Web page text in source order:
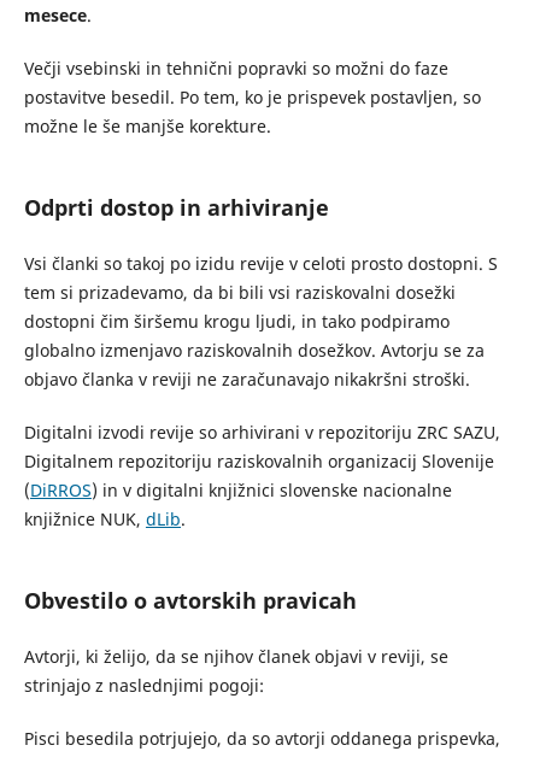
mesece.
Večji vsebinski in tehnični popravki so možni do faze
postavitve besedil. Po tem, ko je prispevek postavljen, so
možne le še manjše korekture.
Odprti dostop in arhiviranje
Vsi članki so takoj po izidu revije v celoti prosto dostopni. S
tem si prizadevamo, da bi bili vsi raziskovalni dosežki
dostopni čim širšemu krogu ljudi, in tako podpiramo
globalno izmenjavo raziskovalnih dosežkov. Avtorju se za
objavo članka v reviji ne zaračunavajo nikakršni stroški.
Digitalni izvodi revije so arhivirani v repozitoriju ZRC SAZU,
Digitalnem repozitoriju raziskovalnih organizacij Slovenije
(DiRROS) in v digitalni knjižnici slovenske nacionalne
knjižnice NUK, dLib.
Obvestilo o avtorskih pravicah
Avtorji, ki želijo, da se njihov članek objavi v reviji, se
strinjajo z naslednjimi pogoji:
Pisci besedila potrjujejo, da so avtorji oddanega prispevka,